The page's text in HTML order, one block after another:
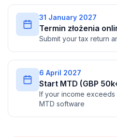
31 January 2027
Termin złożenia
Submit your tax return
6 April 2027
Start MTD (GBP
If your income
MTD software